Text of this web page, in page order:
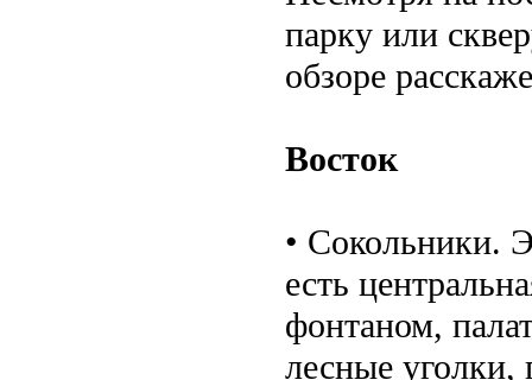
парку или
обзоре
Восток
• Сокольники.
есть
фонтаном,
лесные уголки,